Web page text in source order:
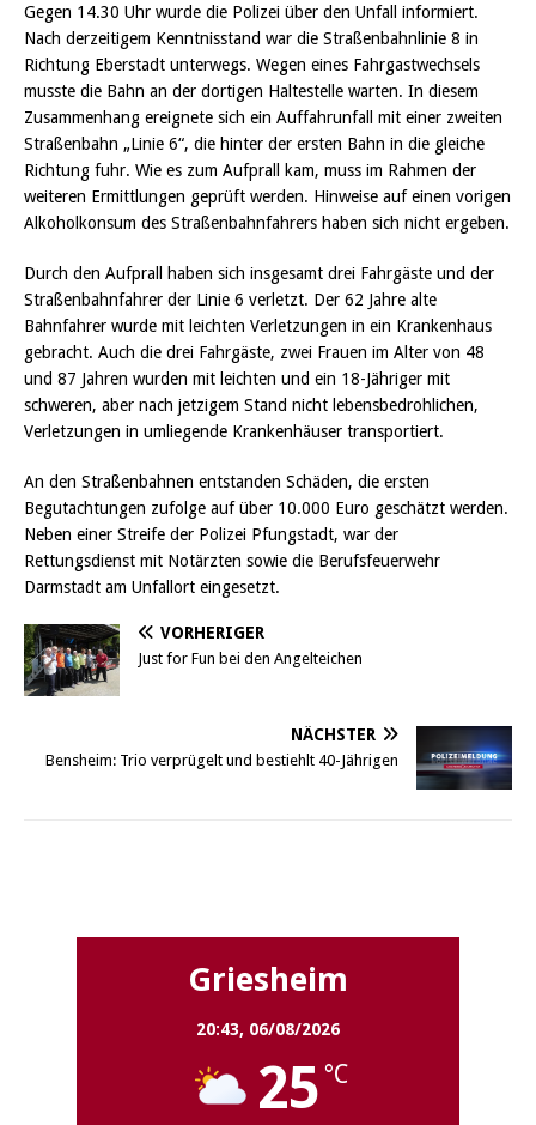
Gegen 14.30 Uhr wurde die Polizei über den Unfall informiert.
Nach derzeitigem Kenntnisstand war die Straßenbahnlinie 8 in
Richtung Eberstadt unterwegs. Wegen eines Fahrgastwechsels
musste die Bahn an der dortigen Haltestelle warten. In diesem
Zusammenhang ereignete sich ein Auffahrunfall mit einer zweiten
Straßenbahn „Linie 6“, die hinter der ersten Bahn in die gleiche
Richtung fuhr. Wie es zum Aufprall kam, muss im Rahmen der
weiteren Ermittlungen geprüft werden. Hinweise auf einen vorigen
Alkoholkonsum des Straßenbahnfahrers haben sich nicht ergeben.
Durch den Aufprall haben sich insgesamt drei Fahrgäste und der
Straßenbahnfahrer der Linie 6 verletzt. Der 62 Jahre alte
Bahnfahrer wurde mit leichten Verletzungen in ein Krankenhaus
gebracht. Auch die drei Fahrgäste, zwei Frauen im Alter von 48
und 87 Jahren wurden mit leichten und ein 18-Jähriger mit
schweren, aber nach jetzigem Stand nicht lebensbedrohlichen,
Verletzungen in umliegende Krankenhäuser transportiert.
An den Straßenbahnen entstanden Schäden, die ersten
Begutachtungen zufolge auf über 10.000 Euro geschätzt werden.
Neben einer Streife der Polizei Pfungstadt, war der
Rettungsdienst mit Notärzten sowie die Berufsfeuerwehr
Darmstadt am Unfallort eingesetzt.
VORHERIGER
Just for Fun bei den Angelteichen
NÄCHSTER
Bensheim: Trio verprügelt und bestiehlt 40-Jährigen
Griesheim
20:43, 06/08/2026
25 °C